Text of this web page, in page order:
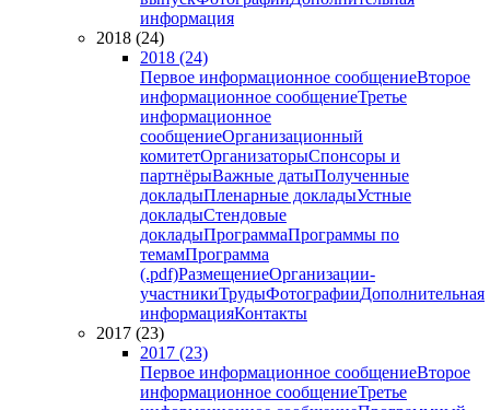
информация
2018 (24)
2018 (24)
Первое информационное сообщениеВторое
информационное сообщениеТретье
информационное
сообщениеОрганизационный
комитетОрганизаторыСпонсоры и
партнёрыВажные датыПолученные
докладыПленарные докладыУстные
докладыСтендовые
докладыПрограммаПрограммы по
темамПрограмма
(.pdf)РазмещениеОрганизации-
участникиТрудыФотографииДополнительная
информацияКонтакты
2017 (23)
2017 (23)
Первое информационное сообщениеВторое
информационное сообщениеТретье